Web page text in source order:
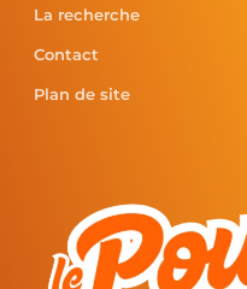
La recherche
Contact
Plan de site